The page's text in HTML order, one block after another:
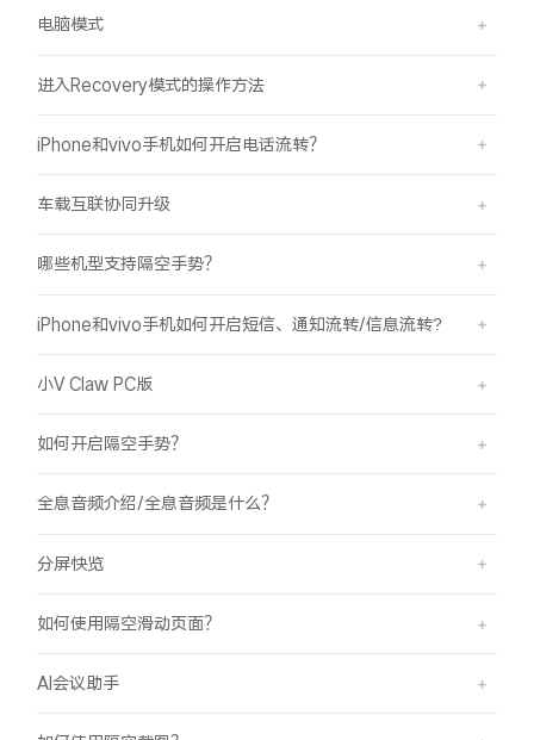
电脑模式
进入Recovery模式的操作方法
iPhone和vivo手机如何开启电话流转？
车载互联协同升级
哪些机型支持隔空手势？
iPhone和vivo手机如何开启短信、通知流转/信息流转?
小V Claw PC版
如何开启隔空手势？
全息音频介绍/全息音频是什么？
分屏快览
如何使用隔空滑动页面？
AI会议助手